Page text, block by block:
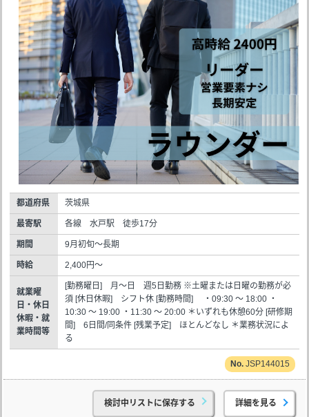
都道府県 茨城県
最寄駅 各線 水戸駅 徒歩17分
期間 9月初旬～長期
時給 2,400円～
就業曜
日・休日
休暇・就
業時間等
[勤務曜日] 月～日 週5日勤務 ※土曜または日曜の勤務が必
須 [休日休暇] シフト休 [勤務時間] ・09:30 ～ 18:00 ・
10:30 ～ 19:00 ・11:30 ～ 20:00 ＊いずれも休憩60分 [研修期
間] 6日間/同条件 [残業予定] ほとんどなし ＊業務状況によ
る
JSP144015
検討中リストに保存する 詳細を見る